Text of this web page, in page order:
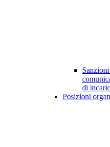
di
Posizioni